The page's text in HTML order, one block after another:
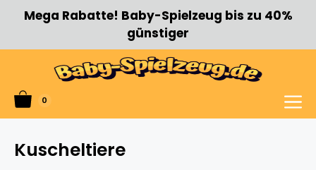
Zum
Inhalt
Mega Rabatte! Baby-Spielzeug bis zu 40%
günstiger
0
Menü
Kuscheltiere